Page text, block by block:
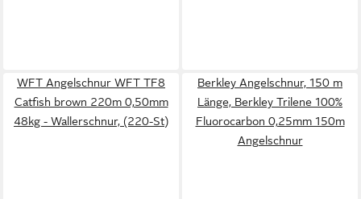
WFT Angelschnur WFT TF8
Catfish brown 220m 0,50mm
48kg - Wallerschnur, (220-St)
Berkley Angelschnur, 150 m
Länge, Berkley Trilene 100%
Fluorocarbon 0,25mm 150m
Angelschnur